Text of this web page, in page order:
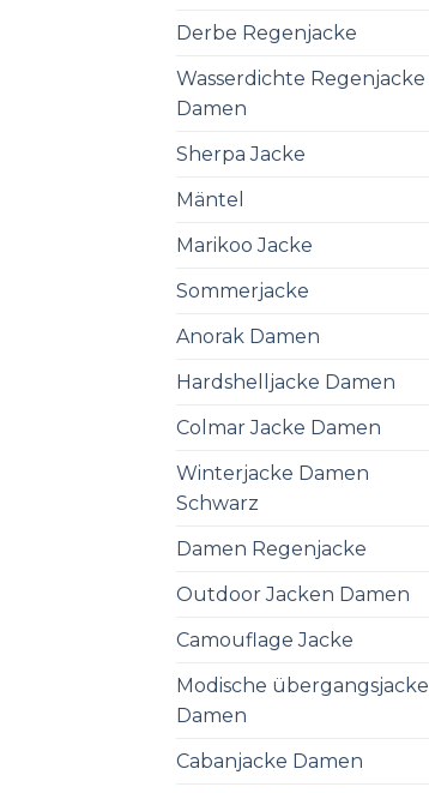
Derbe Regenjacke
Wasserdichte Regenjacke
Damen
Sherpa Jacke
Mäntel
Marikoo Jacke
Sommerjacke
Anorak Damen
Hardshelljacke Damen
Colmar Jacke Damen
Winterjacke Damen
Schwarz
Damen Regenjacke
Outdoor Jacken Damen
Camouflage Jacke
Modische übergangsjacke
Damen
Cabanjacke Damen